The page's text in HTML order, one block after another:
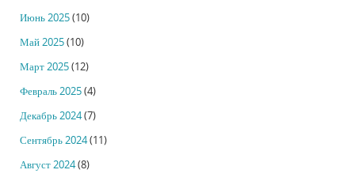
Июнь 2025(10)
Май 2025(10)
Март 2025(12)
Февраль 2025(4)
Декабрь 2024(7)
Сентябрь 2024(11)
Август 2024(8)